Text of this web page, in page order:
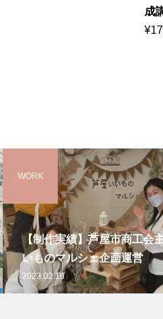
成
【制作実績】芦屋市商工会
いものマルシェ企画運営
2023.02.16
WORK